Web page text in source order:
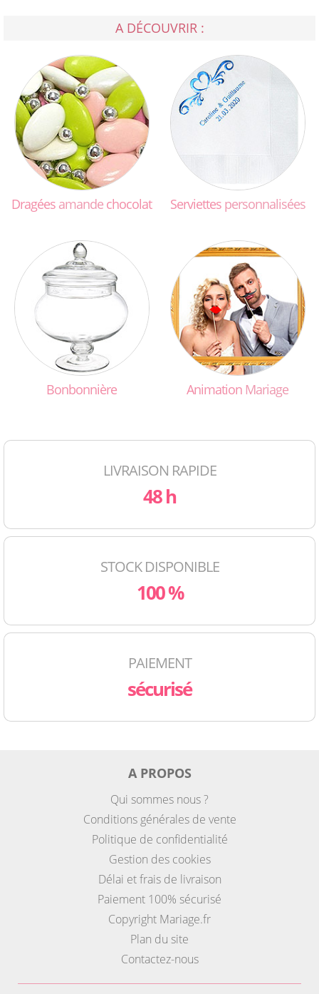
A DÉCOUVRIR :
Dragées amande chocolat Serviettes personnalisées
Bonbonnière Animation Mariage
LIVRAISON RAPIDE
48 h
STOCK DISPONIBLE
100 %
PAIEMENT
sécurisé
A PROPOS
Qui sommes nous ?
Conditions générales de vente
Politique de confidentialité
Gestion des cookies
Délai et frais de livraison
Paiement 100% sécurisé
Copyright Mariage.fr
Plan du site
Contactez-nous